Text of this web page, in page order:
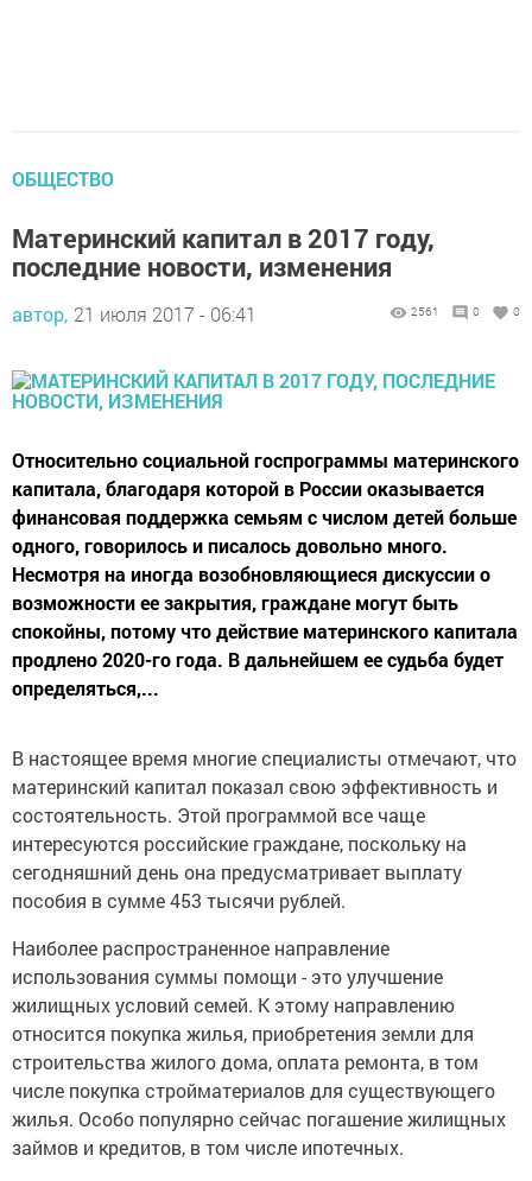
ОБЩЕСТВО
Материнский капитал в 2017 году,
последние новости, изменения
автор, 21 июля 2017 - 06:41 2561 0 0
Относительно социальной госпрограммы материнского
капитала, благодаря которой в России оказывается
финансовая поддержка семьям с числом детей больше
одного, говорилось и писалось довольно много.
Несмотря на иногда возобновляющиеся дискуссии о
возможности ее закрытия, граждане могут быть
спокойны, потому что действие материнского капитала
продлено 2020-го года. В дальнейшем ее судьба будет
определяться,...
В настоящее время многие специалисты отмечают, что
материнский капитал показал свою эффективность и
состоятельность. Этой программой все чаще
интересуются российские граждане, поскольку на
сегодняшний день она предусматривает выплату
пособия в сумме 453 тысячи рублей.
Наиболее распространенное направление
использования суммы помощи - это улучшение
жилищных условий семей. К этому направлению
относится покупка жилья, приобретения земли для
строительства жилого дома, оплата ремонта, в том
числе покупка стройматериалов для существующего
жилья. Особо популярно сейчас погашение жилищных
займов и кредитов, в том числе ипотечных.